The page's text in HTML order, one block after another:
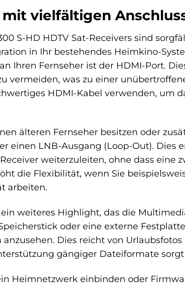
vielfältigen
S-HD HDTV Sat-Receivers sind
in Ihr bestehendes Heimkino-
Ihren Fernseher ist der HDMI-Port.
vermeiden, was zu einer
HDMI-Kabel verwenden, um
älteren Fernseher besitzen oder
einen LNB-Ausgang (Loop-Out). Dies
weiterzuleiten, ohne dass eine
die Flexibilität, wenn Sie
arbeiten.
weiteres Highlight, das die
oder eine externe
Dies reicht von
gängiger Dateiformate
Heimnetzwerk einbinden oder